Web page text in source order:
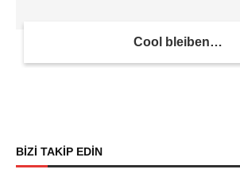
Cool bleiben…
BİZİ TAKİP EDİN